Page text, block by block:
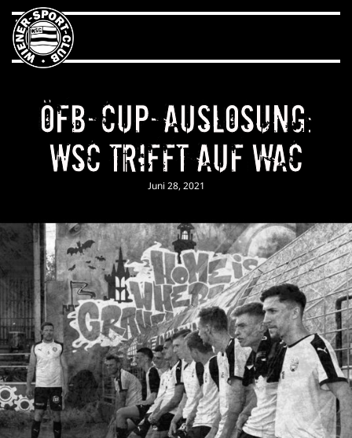
ÖFB-Cup-Auslosung:
WSC trifft auf WAC
Juni 28, 2021